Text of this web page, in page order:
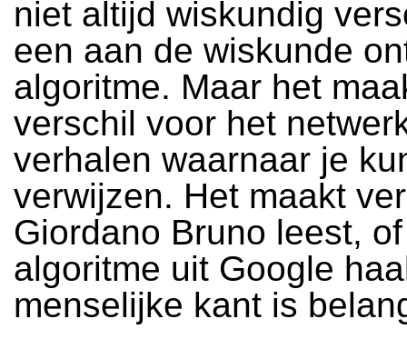
niet altijd wiskundig
een aan de wiskunde
algoritme. Maar het
verschil voor het
verhalen waarnaar je
verwijzen. Het maakt
Giordano Bruno leest,
algoritme uit Google
menselijke kant is